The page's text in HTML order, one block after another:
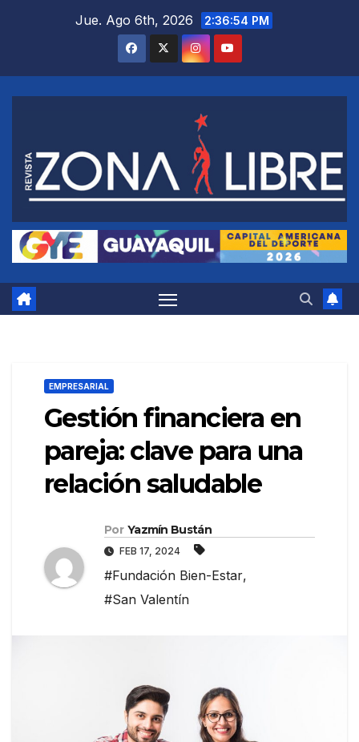
Jue. Ago 6th, 2026 2:36:55 PM
EMPRESARIAL
Gestión financiera en
pareja: clave para una
relación saludable
Por Yazmín Bustán
FEB 17, 2024
#Fundación Bien-Estar,
#San Valentín